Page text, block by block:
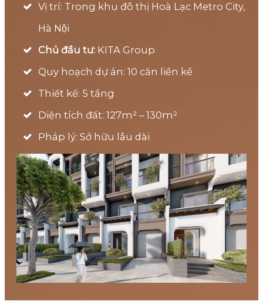
Vị trí: Trong khu đô thị Hoà Lạc Metro City,
Hà Nội
Chủ đầu tư: KITA Group
Quy hoạch dự án: 10 căn liền kề
Thiết kế: 5 tầng
Diện tích đất: 127m² – 130m²
Pháp lý: Sở hữu lâu dài